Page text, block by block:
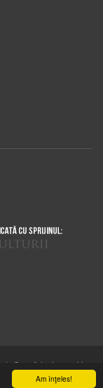
Am înţeles!
|
Cum folosim cookie-